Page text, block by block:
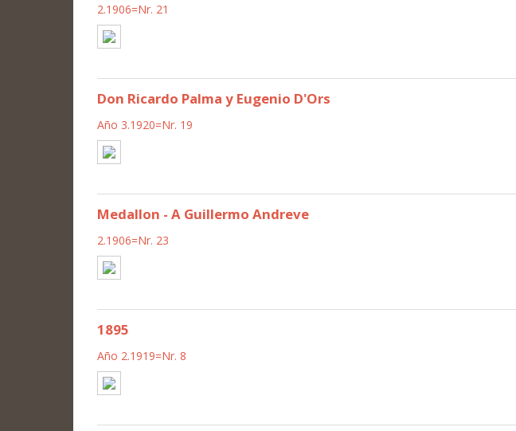
2.1906=Nr. 21
Don Ricardo Palma y Eugenio D'Ors
Año 3.1920=Nr. 19
Medallon - A Guillermo Andreve
2.1906=Nr. 23
1895
Año 2.1919=Nr. 8